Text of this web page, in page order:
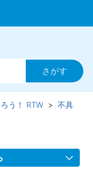
う！ RTW
不具